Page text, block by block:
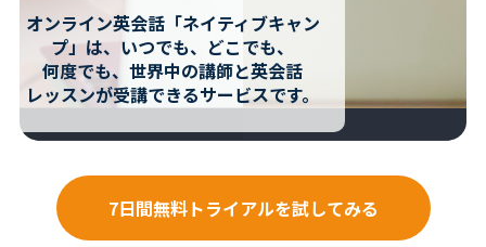
オンライン英会話「ネイティブキャン
プ」は、いつでも、どこでも、
何度でも、世界中の講師と英会話
レッスンが受講できるサービスです。
7日間無料トライアルを試してみる